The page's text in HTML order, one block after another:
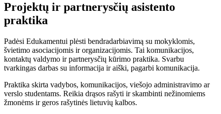
Projektų ir partnerysčių asistento
praktika
Padėsi Edukamentui plėsti bendradarbiavimą su mokyklomis,
švietimo asociacijomis ir organizacijomis. Tai komunikacijos,
kontaktų valdymo ir partnerysčių kūrimo praktika. Svarbu
tvarkingas darbas su informacija ir aiški, pagarbi komunikacija.
Praktika skirta vadybos, komunikacijos, viešojo administravimo ar
verslo studentams. Reikia drąsos rašyti ir skambinti nežinomiems
žmonėms ir geros rašytinės lietuvių kalbos.